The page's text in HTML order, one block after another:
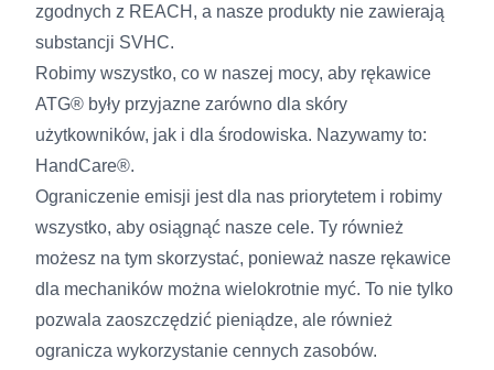
zgodnych z REACH, a nasze produkty nie zawierają
substancji SVHC.
Robimy wszystko, co w naszej mocy, aby rękawice
ATG® były przyjazne zarówno dla skóry
użytkowników, jak i dla środowiska. Nazywamy to:
HandCare®.
Ograniczenie emisji jest dla nas priorytetem i robimy
wszystko, aby osiągnąć nasze cele. Ty również
możesz na tym skorzystać, ponieważ nasze rękawice
dla mechaników można wielokrotnie myć. To nie tylko
pozwala zaoszczędzić pieniądze, ale również
ogranicza wykorzystanie cennych zasobów.